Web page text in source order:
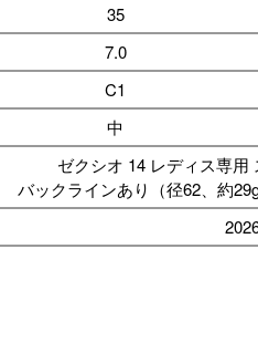
35
7.0
C1
中
ゼクシオ 14 レディス専用
バックラインあり（径62、約